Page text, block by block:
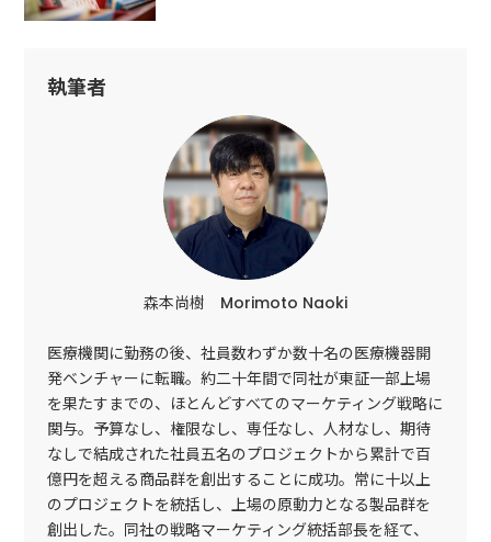
執筆者
森本尚樹 Morimoto Naoki
医療機関に勤務の後、社員数わずか数十名の医療機器開
発ベンチャーに転職。約二十年間で同社が東証一部上場
を果たすまでの、ほとんどすべてのマーケティング戦略に
関与。予算なし、権限なし、専任なし、人材なし、期待
なしで結成された社員五名のプロジェクトから累計で百
億円を超える商品群を創出することに成功。常に十以上
のプロジェクトを統括し、上場の原動力となる製品群を
創出した。同社の戦略マーケティング統括部長を経て、